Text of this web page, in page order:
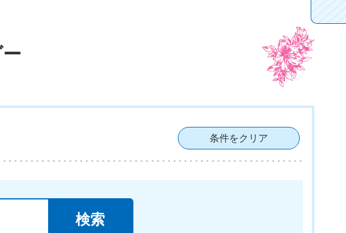
条件をクリア